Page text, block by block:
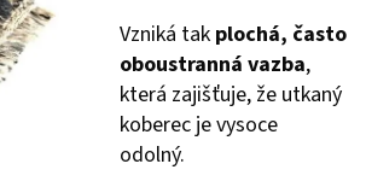
Vzniká tak plochá, často
oboustranná vazba,
která zajišťuje, že utkaný
koberec je vysoce
odolný.